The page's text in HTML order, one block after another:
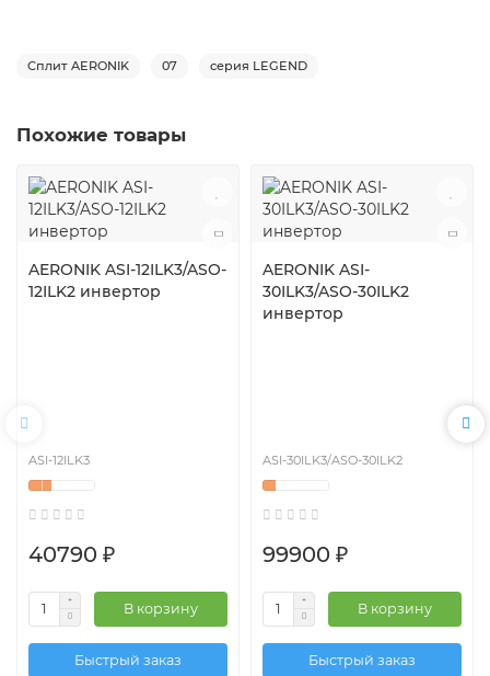
Сплит AERONIK 07 серия LEGEND
Похожие товары
AERONIK ASI-12ILK3/ASO-
12ILK2 инвертoр
ASI-12ILK3
40790 ₽
В корзину
Быстрый заказ
AERONIK ASI-
30ILK3/ASO-30ILK2
инвертoр
ASI-30ILK3/ASO-30ILK2
99900 ₽
В корзину
Быстрый заказ